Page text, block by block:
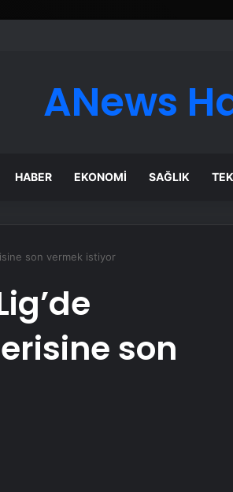
ANews
HABER EKONOMI SAĞLIK
son vermek istiyor
son